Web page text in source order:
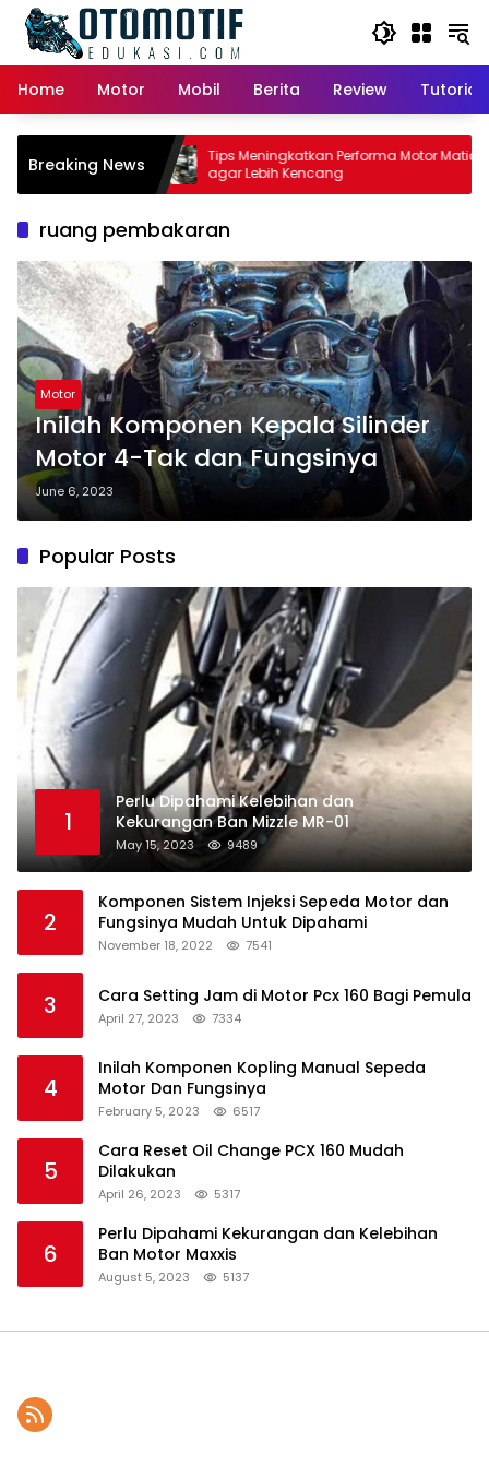
content
Home
Motor Mobil Berita Review Tutorial
Breaking News
Matic:
Pemilik
Tips Meningkatkan Performa Motor Matic
agar Lebih Kencang
ruang pembakaran
Motor
Inilah Komponen Kepala Silinder
Motor 4-Tak dan Fungsinya
June 6, 2023
Popular Posts
1
Perlu Dipahami Kelebihan dan
Kekurangan Ban Mizzle MR-01
May 15, 2023 9489
2
Komponen Sistem Injeksi Sepeda Motor dan
Fungsinya Mudah Untuk Dipahami
November 18, 2022 7541
3 Cara Setting Jam di Motor Pcx 160 Bagi Pemula
April 27, 2023 7334
4
Inilah Komponen Kopling Manual Sepeda
Motor Dan Fungsinya
February 5, 2023 6517
5
Cara Reset Oil Change PCX 160 Mudah
Dilakukan
April 26, 2023 5317
6
Perlu Dipahami Kekurangan dan Kelebihan
Ban Motor Maxxis
August 5, 2023 5137